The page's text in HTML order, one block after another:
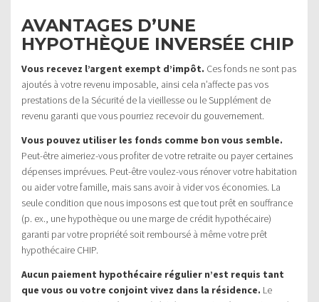
AVANTAGES D’UNE
HYPOTHÈQUE INVERSÉE CHIP
Vous recevez l’argent exempt d’impôt. Ces fonds ne sont pas
ajoutés à votre revenu imposable, ainsi cela n’affecte pas vos
prestations de la Sécurité de la vieillesse ou le Supplément de
revenu garanti que vous pourriez recevoir du gouvernement.
Vous pouvez utiliser les fonds comme bon vous semble.
Peut-être aimeriez-vous profiter de votre retraite ou payer certaines
dépenses imprévues. Peut-être voulez-vous rénover votre habitation
ou aider votre famille, mais sans avoir à vider vos économies. La
seule condition que nous imposons est que tout prêt en souffrance
(p. ex., une hypothèque ou une marge de crédit hypothécaire)
garanti par votre propriété soit remboursé à même votre prêt
hypothécaire CHIP.
Aucun paiement hypothécaire régulier n’est requis tant
que vous ou votre conjoint vivez dans la résidence. Le